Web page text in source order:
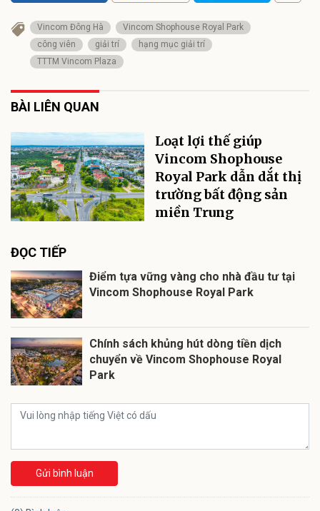
Vincom Đông Hà
Vincom Shophouse Royal Park
công viên
giải trí
hạng mục giải trí
TTTM Vincom Plaza
BÀI LIÊN QUAN
Loạt lợi thế giúp
Vincom Shophouse
Royal Park dẫn dắt thị
trường bất động sản
miền Trung
ĐỌC TIẾP
Điểm tựa vững vàng cho nhà đầu tư tại
Vincom Shophouse Royal Park
Chính sách khủng hút dòng tiền dịch
chuyển về Vincom Shophouse Royal
Park
Gửi bình luận